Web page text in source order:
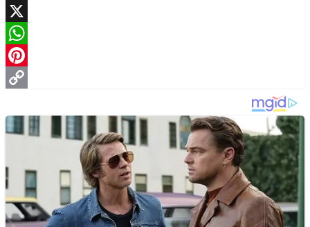
Facebook
X
WhatsApp
Pinterest
Link